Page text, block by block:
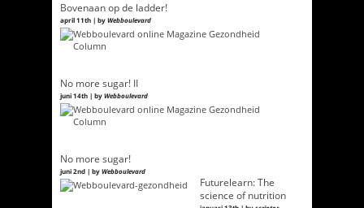
Bovenaan op de ladder!
april 11th | byWebboulevard
No more sugar! II
juni 14th | byWebboulevard
No more sugar!
juni 2nd | byWebboulevard
Futurelearn: The
science of nutrition